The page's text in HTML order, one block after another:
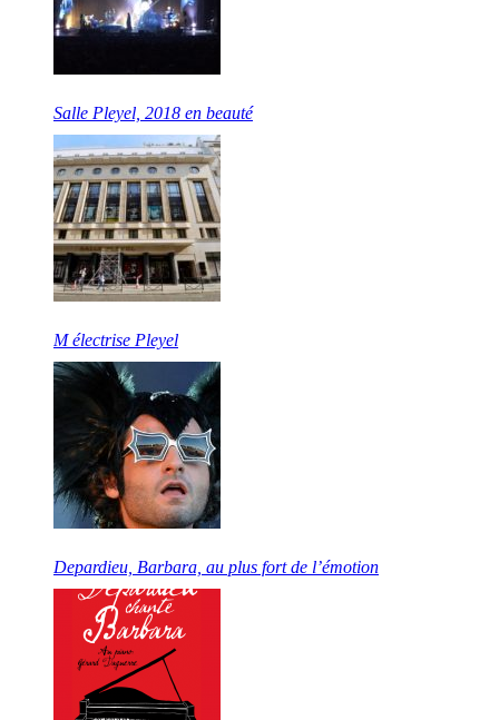
Salle Pleyel, 2018 en beauté
M électrise Pleyel
Depardieu, Barbara, au plus fort de l’émotion